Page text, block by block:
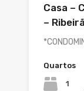
Casa –
–
Quartos
1